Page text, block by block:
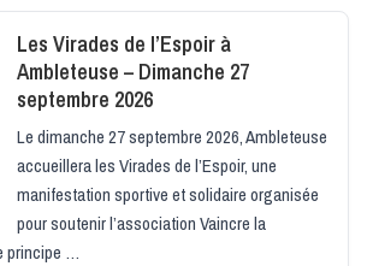
Les Virades de l’Espoir à
Ambleteuse – Dimanche 27
septembre 2026
Le dimanche 27 septembre 2026, Ambleteuse
accueillera les Virades de l’Espoir, une
manifestation sportive et solidaire organisée
pour soutenir l’association Vaincre la
principe …